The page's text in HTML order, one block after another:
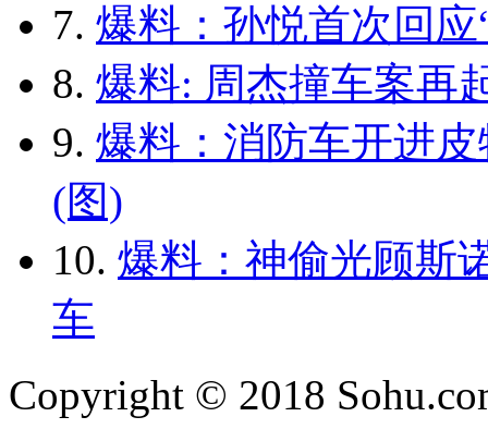
7. 爆料：孙悦首次回
8. 爆料: 周杰撞车案再
9. 爆料：消防车开进
(图)
10. 爆料：神偷光顾斯
车
Copyright © 2018